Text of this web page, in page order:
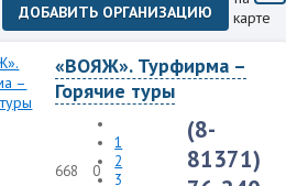
ДОБАВИТЬ ОРГАНИЗАЦИЮ
«ВОЯЖ». Турфирма –
Горячие туры
668 0
1
2
3
(8-
81371)